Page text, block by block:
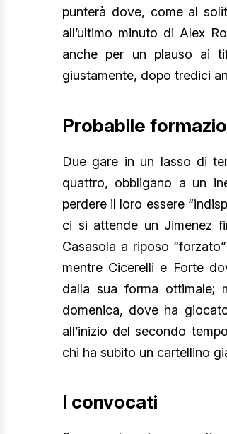
punterà dove, come al
all’ultimo minuto di Alex
anche per un plauso ai
giustamente, dopo tredici
Probabile
Due gare in un lasso di
quattro, obbligano a un
perdere il loro essere
ci si attende un Jimenez
Casasola a riposo
mentre Cicerelli e Forte
dalla sua forma ottimale;
domenica, dove ha
all’inizio del secondo
chi ha subito un cartellino
I convocati